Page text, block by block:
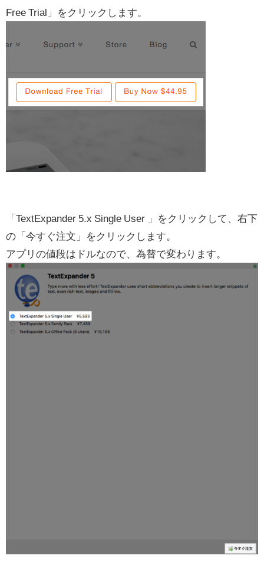
Free Trial」をクリックします。
「TextExpander 5.x Single User 」をクリックして、右下
の「今すぐ注文」をクリックします。
アプリの値段はドルなので、為替で変わります。